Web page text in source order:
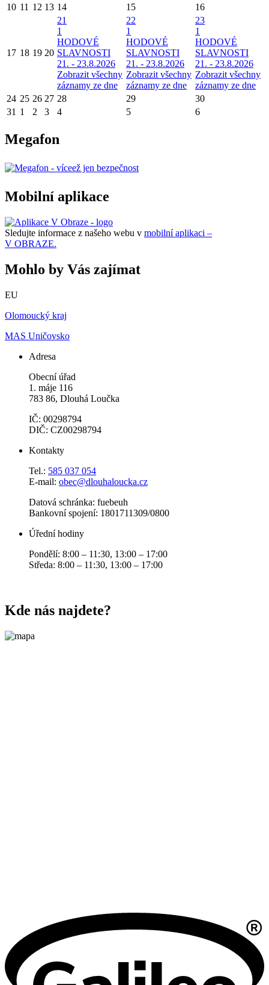
10 11 12 13 14 15 16
17 18 19 20
21
1
HODOVÉ
SLAVNOSTI
21. - 23.8.2026
Zobrazit všechny
záznamy ze dne
22
1
HODOVÉ
SLAVNOSTI
21. - 23.8.2026
Zobrazit všechny
záznamy ze dne
23
1
HODOVÉ
SLAVNOSTI
21. - 23.8.2026
Zobrazit všechny
záznamy ze dne
24 25 26 27 28 29
30
31 1 2 3 4 5 6
Megafon
Mobilní aplikace
Sledujte informace z našeho webu v mobilní aplikaci –
V OBRAZE.
Mohlo by Vás zajímat
EU
Olomoucký kraj
MAS Uničovsko
Adresa
Obecní úřad
1. máje 116
783 86, Dlouhá Loučka
IČ: 00298794
DIČ: CZ00298794
Kontakty
Tel.: 585 037 054
E-mail: obec@dlouhaloucka.cz
Datová schránka: fuebeuh
Bankovní spojení: 1801711309/0800
Úřední hodiny
Pondělí: 8:00 – 11:30, 13:00 – 17:00
Středa: 8:00 – 11:30, 13:00 – 17:00
Kde nás najdete?